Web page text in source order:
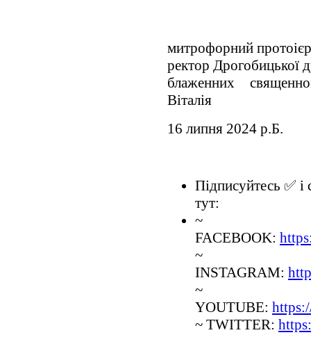
митрофорний
ректор Дрогобицької
блаженних
Віталія
16 липня 2024 р.Б.
Підписуйтесь ✅ і
тут:
~
FACEBOOK:
~
INSTAGRAM:
~
YOUTUBE:
~ TWITTER: